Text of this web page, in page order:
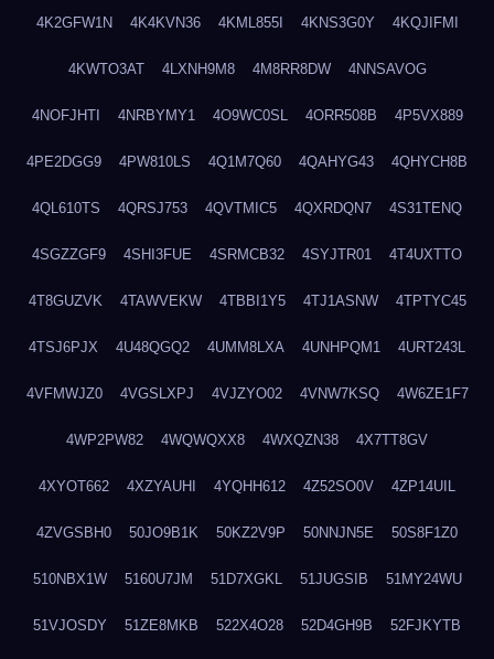
4K2GFW1N 4K4KVN36 4KML855I 4KNS3G0Y 4KQJIFMI
4KWTO3AT 4LXNH9M8 4M8RR8DW 4NNSAVOG
4NOFJHTI 4NRBYMY1 4O9WC0SL 4ORR508B 4P5VX889
4PE2DGG9 4PW810LS 4Q1M7Q60 4QAHYG43 4QHYCH8B
4QL610TS 4QRSJ753 4QVTMIC5 4QXRDQN7 4S31TENQ
4SGZZGF9 4SHI3FUE 4SRMCB32 4SYJTR01 4T4UXTTO
4T8GUZVK 4TAWVEKW 4TBBI1Y5 4TJ1ASNW 4TPTYC45
4TSJ6PJX 4U48QGQ2 4UMM8LXA 4UNHPQM1 4URT243L
4VFMWJZ0 4VGSLXPJ 4VJZYO02 4VNW7KSQ 4W6ZE1F7
4WP2PW82 4WQWQXX8 4WXQZN38 4X7TT8GV
4XYOT662 4XZYAUHI 4YQHH612 4Z52SO0V 4ZP14UIL
4ZVGSBH0 50JO9B1K 50KZ2V9P 50NNJN5E 50S8F1Z0
510NBX1W 5160U7JM 51D7XGKL 51JUGSIB 51MY24WU
51VJOSDY 51ZE8MKB 522X4O28 52D4GH9B 52FJKYTB